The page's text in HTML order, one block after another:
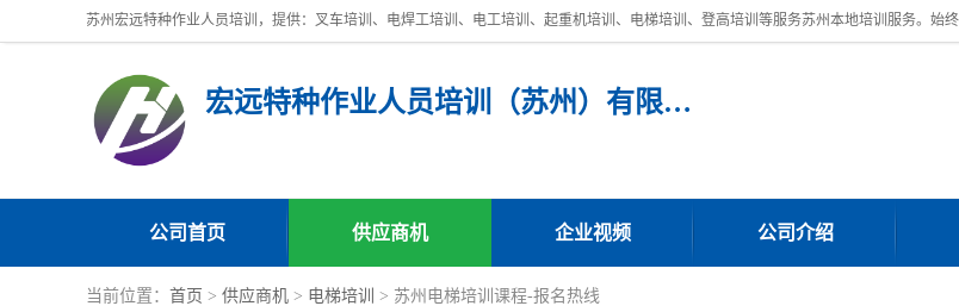
宏远特种作业人员培训（苏州）有限公司
公司首页 供应商机 企业视频 公司介绍
当前位置： 首页 > 供应商机 > 电梯培训 > 苏州电梯培训课程-报名热线